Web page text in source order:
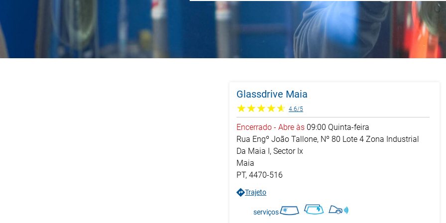
Glassdrive Maia
4.6/5
Encerrado -Abre às 09:00 Quinta-feira
Rua Engº João Tallone, Nº 80 Lote 4 Zona Industrial
Da Maia I, Sector Ix
Maia
PT,4470-516
Trajeto
serviços